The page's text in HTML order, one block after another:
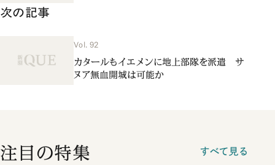
次の記事
Vol. 92
カタールもイエメンに地上部隊を派遣 サ
ヌア無血開城は可能か
注目の特集 すべて見る